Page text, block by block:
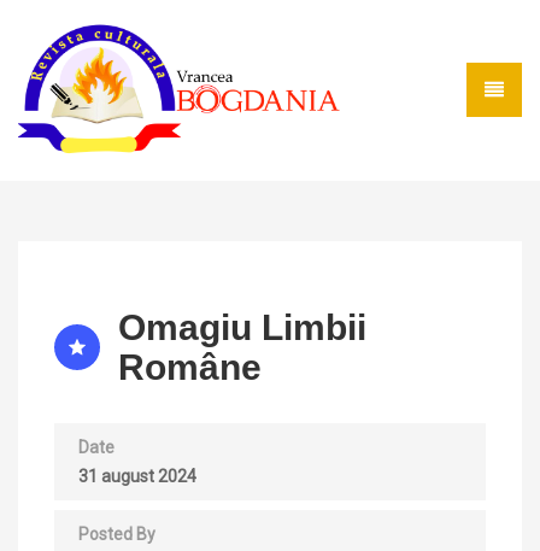
Omagiu Limbii
Române
Date
31 august 2024
Posted By